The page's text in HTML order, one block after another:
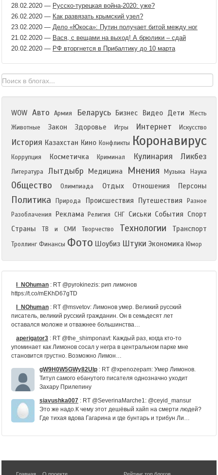
28.02.2020 — Русско-турецкая война-2020: уже?
26.02.2020 — Как развязать крымский узел?
23.02.2020 — Дело «Юкоса»: Путин получает битой между ног
21.02.2020 — Вася, с вещами на выход! А брюлики – сдай
20.02.2020 — РФ вторгнется в Прибалтику до 10 марта
WOW Авто Армия Беларусь Бизнес Видео Дети
Жесть
Животные
Закон Здоровье Игры Интернет Искусство
История Казахстан Кино Конфликты Коронавирус
Коррупция Косметичка Криминал Кулинария Ликбез
Литература Лытдыбр Медицина Мнения Музыка Наука
Общество Олимпиада Отдых Отношения Персоны
Политика Природа Происшествия Путешествия
Разное
Разоблачения
Реклама Религия СНГ Сиськи События Спорт
Страны
ТВ и СМИ Творчество Технологии Транспорт
Троллинг Финансы Фото Шоубиз Штуки Экономика Юмор
I_NOhuman : RT @pyrokinezis: рип лимонов
https://t.co/mEKhD67gTD
I_NOhuman : RT @msvetov: Лимонов умер. Великий русский
писатель, великий русский гражданин. Он в семьдесят лет
оставался моложе и отважнее большинства…
aperigator3 : RT @the_shimponavt: Каждый раз, когда кто-то
упоминает как Лимонов сосал у негра в центральном парке мне
становится грустно. Возможно Лимон…
gW9H0W5GWy82UIp : RT @xpenozepam: Умер Лимонов.
Титул самого ебанутого писателя однозначно уходит
Захару Прилепину
siavushka007 : RT @SeverinaMarche1: @ceyid_mansur
Это же надо.К чему этот дешёвый хайп на смерти людей?
Где тихая вдова Гагарина и где бунтарь и трибун Ли…
bolti6:ЭДУАРД ЛИМОНОВ